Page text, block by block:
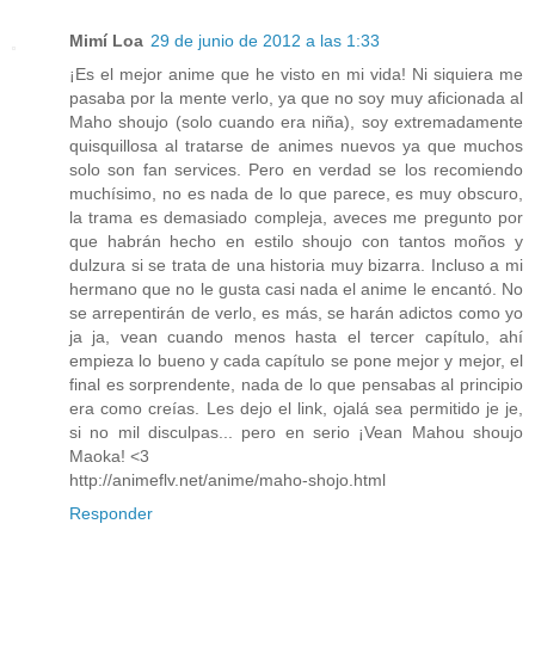
Mimí Loa 29 de junio de 2012 a las 1:33
¡Es el mejor anime que he visto en mi vida! Ni siquiera me
pasaba por la mente verlo, ya que no soy muy aficionada al
Maho shoujo (solo cuando era niña), soy extremadamente
quisquillosa al tratarse de animes nuevos ya que muchos
solo son fan services. Pero en verdad se los recomiendo
muchísimo, no es nada de lo que parece, es muy obscuro,
la trama es demasiado compleja, aveces me pregunto por
que habrán hecho en estilo shoujo con tantos moños y
dulzura si se trata de una historia muy bizarra. Incluso a mi
hermano que no le gusta casi nada el anime le encantó. No
se arrepentirán de verlo, es más, se harán adictos como yo
ja ja, vean cuando menos hasta el tercer capítulo, ahí
empieza lo bueno y cada capítulo se pone mejor y mejor, el
final es sorprendente, nada de lo que pensabas al principio
era como creías. Les dejo el link, ojalá sea permitido je je,
si no mil disculpas... pero en serio ¡Vean Mahou shoujo
Maoka! <3
http://animeflv.net/anime/maho-shojo.html
Responder